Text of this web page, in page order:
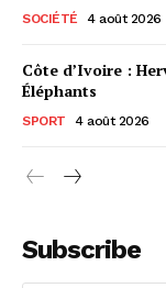
SOCIÉTÉ 4 août 2026
Côte d’Ivoire :
Éléphants
SPORT 4 août 2026
Subscribe